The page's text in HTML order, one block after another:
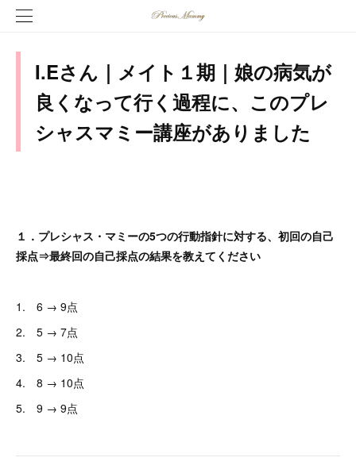
I.Eさん｜メイト１期｜娘の病気が
良くなって行く過程に、このプレ
シャスマミー講座がありました
１．プレシャス・マミーの5つの行動指針に対する、初回の自己
採点⇒最終回の自己採点の結果を教えてください
1. 6 → 9点
2. 5 → 7点
3. 5 → 10点
4. 8 → 10点
5. 9 → 9点